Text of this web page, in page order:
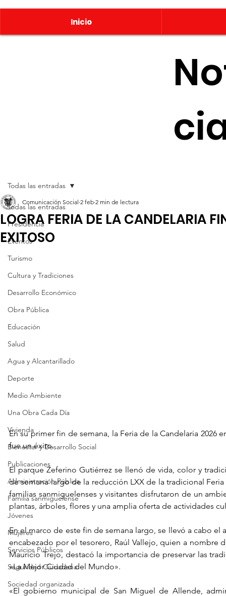
Todas las entradas
Presidencia
Eventos
Turismo
Cultura y Tradiciones
Desarrollo Económico
Obra Pública
Educación
Salud
Agua y Alcantarillado
Deporte
Medio Ambiente
Una Obra Cada Día
Vivienda
Bienestar y Desarrollo Social
Publicaciones
Administración Pública
Familia sanmiguelense
Jóvenes
Mujeres
Servicios Públicos
Seguridad Ciudadana
Sociedad organizada
Todas las entradas
LOGRA FERIA DE LA CANDELARIA
EXITOSO
Comunicación Social 2 feb 2 min de lectura
En su primer fin de semana, la Feria de la Candelaria 2026
fue un éxito.
El parque Zeferino Gutiérrez se llenó de vida, color y
de semana largo de la reducción LXX de la tradicional
familias sanmiguelenses y visitantes disfrutaron de un
plantas, árboles, flores y una amplia oferta de actividades
En el marco de este fin de semana largo, se llevó a cabo el
encabezado por el tesorero, Raúl Vallejo, quien a nombre
Mauricio Trejo, destacó la importancia de preservar las
«La Mejor Ciudad del Mundo».
«El gobierno municipal de San Miguel de Allende,
Inicio